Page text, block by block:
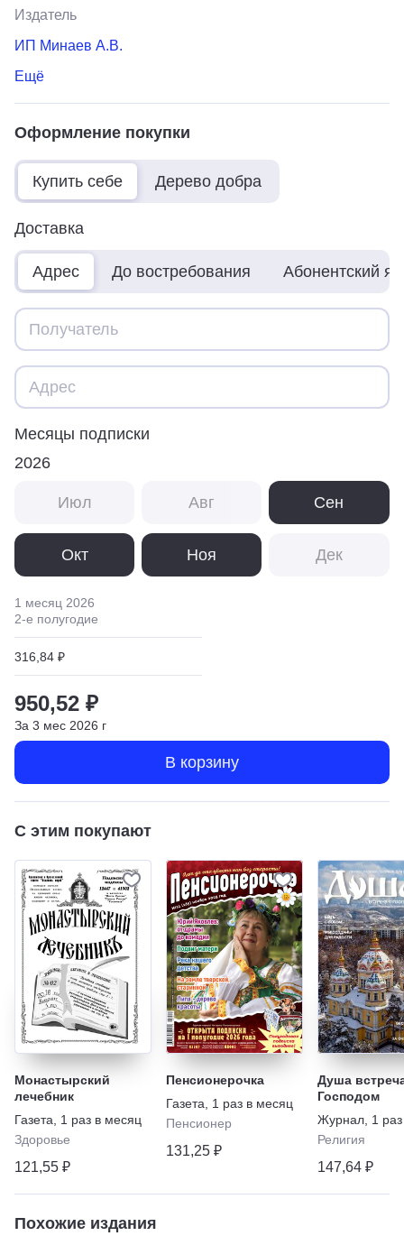
Издатель
ИП Минаев А.В.
Ещё
Оформление покупки
Купить себе Дерево добра
Доставка
Адрес До востребования Абонентский
Месяцы подписки
2026
Июл Авг Сен
Окт Ноя Дек
1 месяц 2026
2-е полугодие
316,84 ₽
950,52 ₽
За 3 мес 2026 г
В корзину
С этим покупают
Монастырский
лечебник
Газета
1 раз в месяц
Здоровье
121,55 ₽
Пенсионерочка
Газета
1 раз в месяц
Пенсионер
131,25 ₽
Душа
Господом
Журнал 1
Религия
147,64 ₽
Похожие издания